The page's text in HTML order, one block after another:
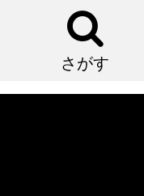
さがす